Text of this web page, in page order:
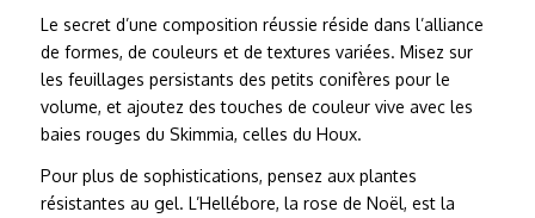
Le secret d’une composition réussie réside dans l’alliance
de formes, de couleurs et de textures variées. Misez sur
les feuillages persistants des petits conifères pour le
volume, et ajoutez des touches de couleur vive avec les
baies rouges du Skimmia, celles du Houx.
Pour plus de sophistications, pensez aux plantes
résistantes au gel. L’Hellébore, la rose de Noël, est la